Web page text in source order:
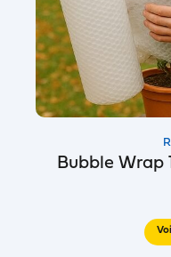
Bubble Wrap